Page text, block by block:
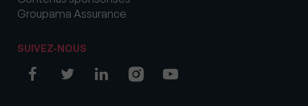
Groupama Assurance
SUIVEZ-NOUS